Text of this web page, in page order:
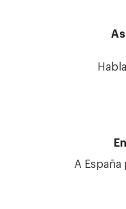
A España